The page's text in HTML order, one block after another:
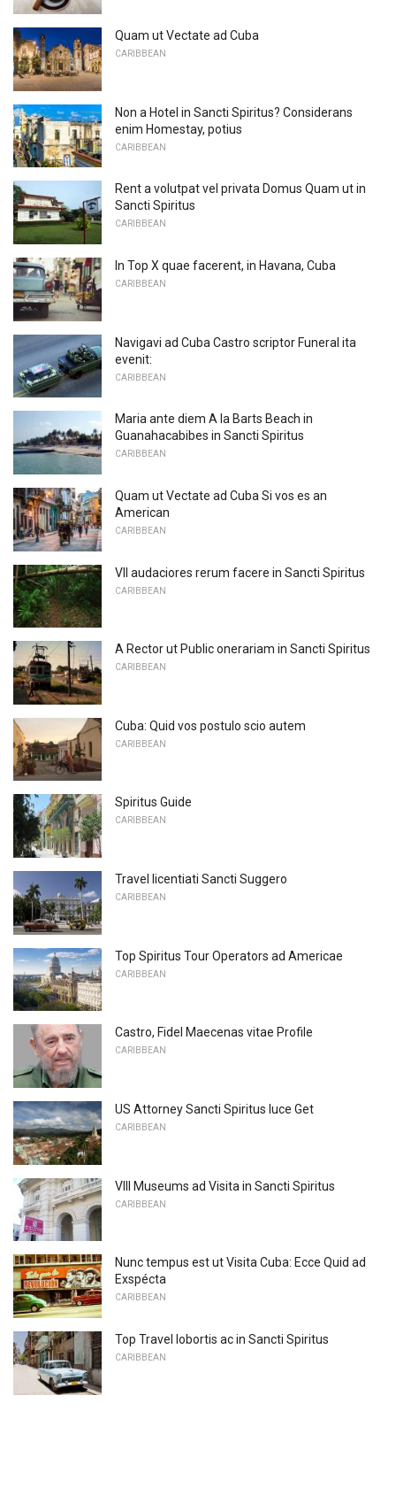
Quam ut Vectate ad Cuba
CARIBBEAN
Non a Hotel in Sancti Spiritus? Considerans
enim Homestay, potius
CARIBBEAN
Rent a volutpat vel privata Domus Quam ut in
Sancti Spiritus
CARIBBEAN
In Top X quae facerent, in Havana, Cuba
CARIBBEAN
Navigavi ad Cuba Castro scriptor Funeral ita
evenit:
CARIBBEAN
Maria ante diem A la Barts Beach in
Guanahacabibes in Sancti Spiritus
CARIBBEAN
Quam ut Vectate ad Cuba Si vos es an
American
CARIBBEAN
VII audaciores rerum facere in Sancti Spiritus
CARIBBEAN
A Rector ut Public onerariam in Sancti Spiritus
CARIBBEAN
Cuba: Quid vos postulo scio autem
CARIBBEAN
Spiritus Guide
CARIBBEAN
Travel licentiati Sancti Suggero
CARIBBEAN
Top Spiritus Tour Operators ad Americae
CARIBBEAN
Castro, Fidel Maecenas vitae Profile
CARIBBEAN
US Attorney Sancti Spiritus luce Get
CARIBBEAN
VIII Museums ad Visita in Sancti Spiritus
CARIBBEAN
Nunc tempus est ut Visita Cuba: Ecce Quid ad
Exspécta
CARIBBEAN
Top Travel lobortis ac in Sancti Spiritus
CARIBBEAN